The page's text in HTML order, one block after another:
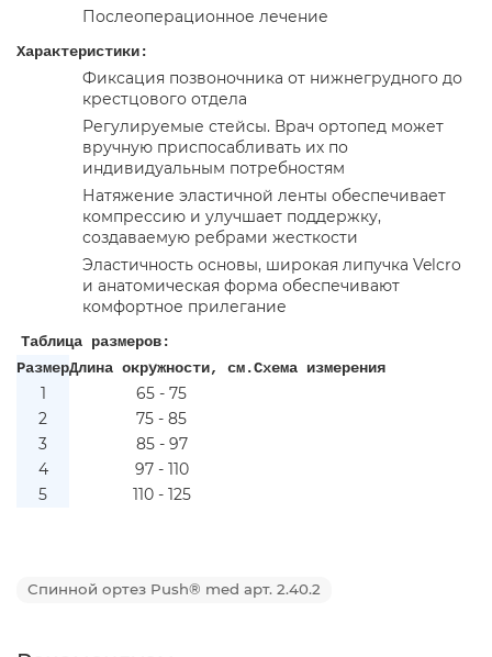
Послеоперационное лечение
Характеристики:
Фиксация позвоночника от нижнегрудного до
крестцового отдела
Регулируемые стейсы. Врач ортопед может
вручную приспосабливать их по
индивидуальным потребностям
Натяжение эластичной ленты обеспечивает
компрессию и улучшает поддержку,
создаваемую ребрами жесткости
Эластичность основы, широкая липучка Velcro
и анатомическая форма обеспечивают
комфортное прилегание
Таблица размеров:
РазмерДлина окружности, см.Схема измерения
1
65 - 75
2
75 - 85
3
85 - 97
4
97 - 110
5
110 - 125
Спинной ортез Push® med арт. 2.40.2